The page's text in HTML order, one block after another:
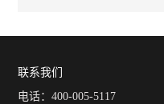
联系我们
电话：400-005-5117